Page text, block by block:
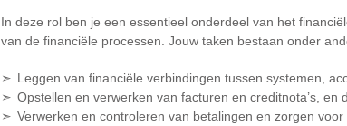
In deze rol ben je een essentieel onderdeel van het
van de financiële processen. Jouw taken bestaan onder
Leggen van financiële verbindingen tussen systemen,
Opstellen en verwerken van facturen en creditnota’s, en
Verwerken en controleren van betalingen en zorgen voor